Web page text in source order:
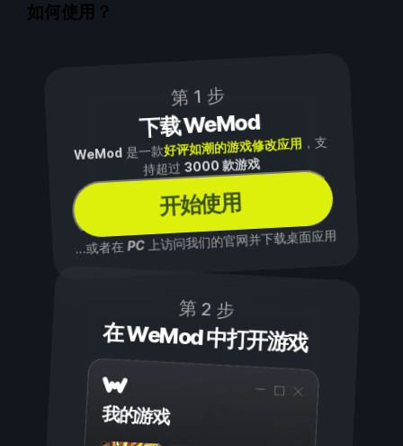
如何使用？
第 1 步
下载 WeMod
WeMod是一款好评如潮的游戏修改应用 ，支
持超过3000 款游戏
开始使用
...或者在PC上访问我们的官网并下载桌面应用
第 2 步
在 WeMod 中打开游戏
我的游戏